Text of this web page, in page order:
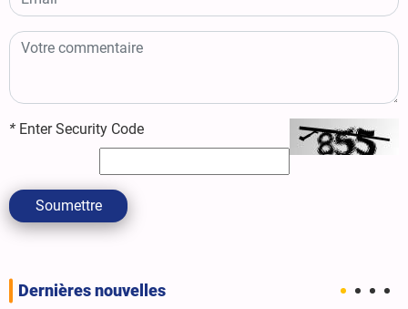
* Enter Security Code
Soumettre
Dernières nouvelles